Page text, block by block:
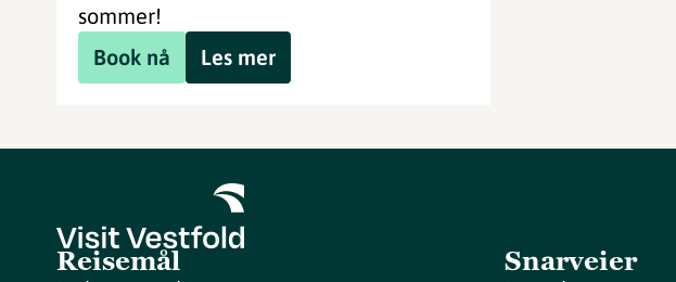
sommer!
Book nå
Les mer
Reisemål Snarveier